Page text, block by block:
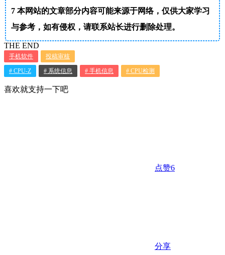
7本网站的文章部分内容可能来源于网络，仅供大家学习
与参考，如有侵权，请联系站长进行删除处理。
THE END
手机软件 投稿审核
# CPU-Z # 系统信息 # 手机信息 # CPU检测
喜欢就支持一下吧
点赞6
分享